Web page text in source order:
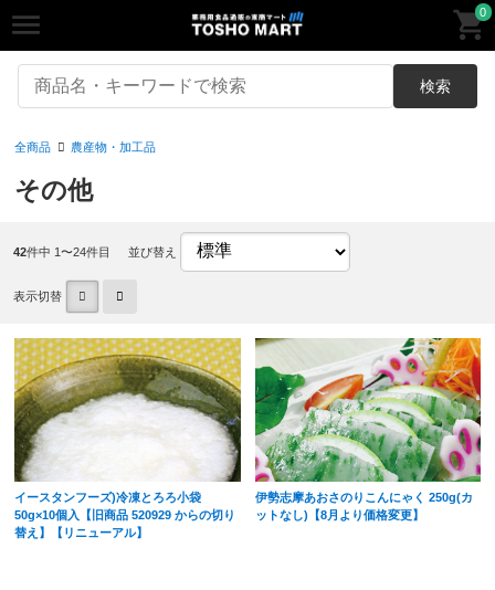
0
検索
全商品 農産物・加工品
その他
42件中 1〜24件目 並び替え
表示切替
イースタンフーズ)冷凍とろろ小袋
50g×10個入【旧商品 520929 からの切り
替え】【リニューアル】
伊勢志摩あおさのりこんにゃく 250g(カ
ットなし)【8月より価格変更】